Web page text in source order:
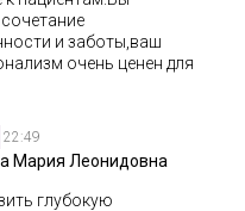
и заботы,ваш
очень ценен для
22:49
Мария Леонидовна
глубокую